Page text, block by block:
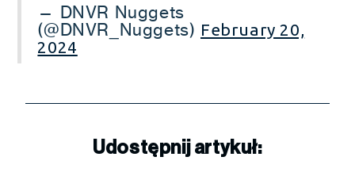
— DNVR Nuggets
(@DNVR_Nuggets) February 20,
2024
Udostępnij artykuł: